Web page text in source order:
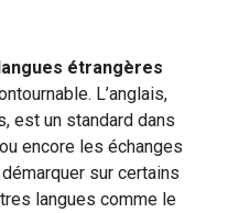
étrangères
L’anglais,
est un standard dans
encore les échanges
sur certains
langues comme le